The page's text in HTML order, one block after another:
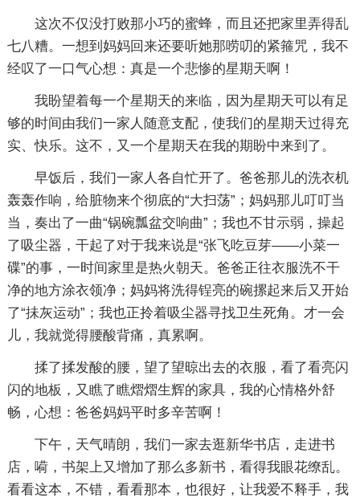
这次不仅没打败那小巧的蜜蜂，而且还把家里弄得乱
七八糟。一想到妈妈回来还要听她那唠叨的紧箍咒，我不
经叹了一口气心想：真是一个悲惨的星期天啊！
我盼望着每一个星期天的来临，因为星期天可以有足
够的时间由我们一家人随意支配，使我们的星期天过得充
实、快乐。这不，又一个星期天在我的期盼中来到了。
早饭后，我们一家人各自忙开了。爸爸那儿的洗衣机
轰轰作响，给脏物来个彻底的“大扫荡”；妈妈那儿叮叮当
当，奏出了一曲“锅碗瓢盆交响曲”；我也不甘示弱，操起
了吸尘器，干起了对于我来说是“张飞吃豆芽——小菜一
碟”的事，一时间家里是热火朝天。爸爸正往衣服洗不干
净的地方涂衣领净；妈妈将洗得锃亮的碗摞起来后又开始
了“抺灰运动”；我也正拎着吸尘器寻找卫生死角。才一会
儿，我就觉得腰酸背痛，真累啊。
揉了揉发酸的腰，望了望晾出去的衣服，看了看亮闪
闪的地板，又瞧了瞧熠熠生辉的家具，我的心情格外舒
畅，心想：爸爸妈妈平时多辛苦啊！
下午，天气晴朗，我们一家去逛新华书店，走进书
店，嗬，书架上又增加了那么多新书，看得我眼花缭乱。
看看这本，不错，看看那本，也很好，让我爱不释手，我